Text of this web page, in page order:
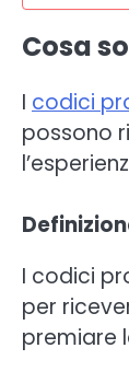
Cosa
I codici
possono
I codici
per
premiare